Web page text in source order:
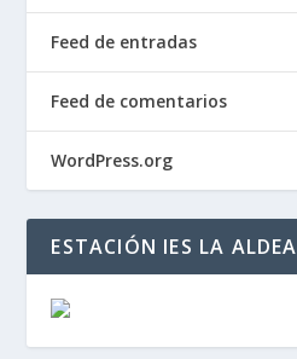
Feed de entradas
Feed de comentarios
WordPress.org
ESTACIÓN IES LA ALDEA